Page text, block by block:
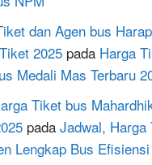
dan Agen bus
2025 pada Harga
Medali Mas Terbaru
Tiket bus
pada Jadwal, Harga
Lengkap Bus